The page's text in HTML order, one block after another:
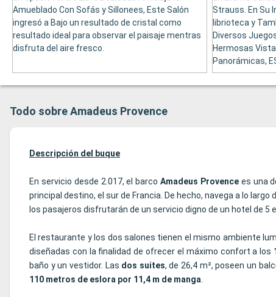
Amueblado Con Sofás y Sillonees, Este Salón
ingresó a Bajo un resultado de cristal como
resultado ideal para observar el paisaje mentras
disfruta del aire fresco.
Strauss. En Su
librioteca y
Diversos
Hermosas
Panorámicas,
Todo sobre Amadeus Provence
Descripción del buque
En servicio desde 2.017, el barco Amadeus Provencees una
principal destino, el sur de Francia. De hecho, navega a lo largo
los pasajeros disfrutarán de un servicio digno de un hotel de
El restaurante y los dos salones tienen el mismo ambiente
diseñadas con la finalidad de ofrecer el máximo confort a los
baño y un vestidor. Las dos suites, de 26,4 m², poseen un
110 metros de eslora por 11,4 m de manga